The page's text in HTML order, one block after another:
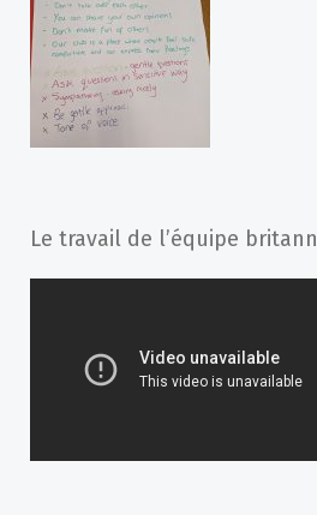
Le travail de l’équipe